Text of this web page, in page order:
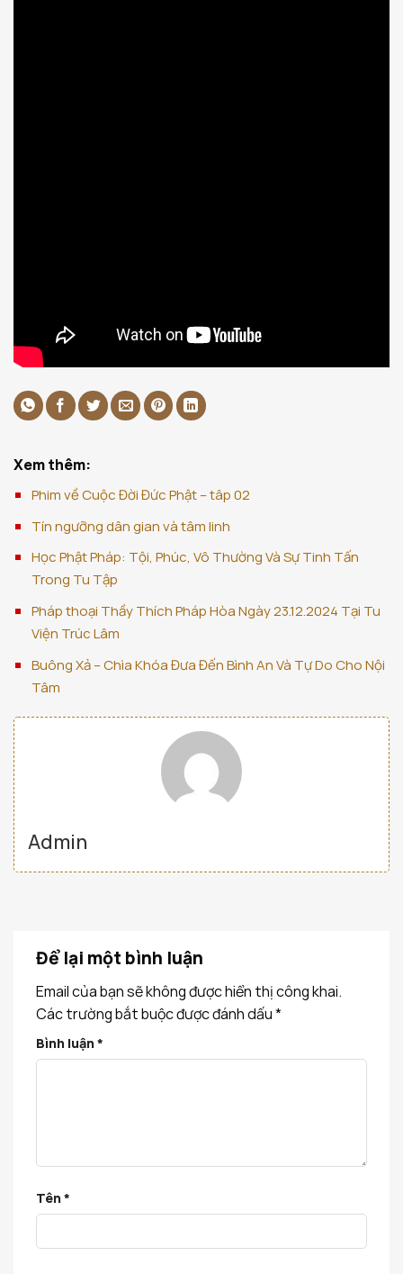
Xem thêm:
Phim về Cuộc Đời Đức Phật – tâp 02
Tín ngưỡng dân gian và tâm linh
Học Phật Pháp: Tội, Phúc, Vô Thường Và Sự Tinh Tấn
Trong Tu Tập
Pháp thoại Thầy Thích Pháp Hòa Ngày 23.12.2024 Tại Tu
Viện Trúc Lâm
Buông Xả – Chìa Khóa Đưa Đến Bình An Và Tự Do Cho Nội
Tâm
Admin
Để lại một bình luận
Email của bạn sẽ không được hiển thị công khai.
Các trường bắt buộc được đánh dấu*
Bình luận *
Tên *